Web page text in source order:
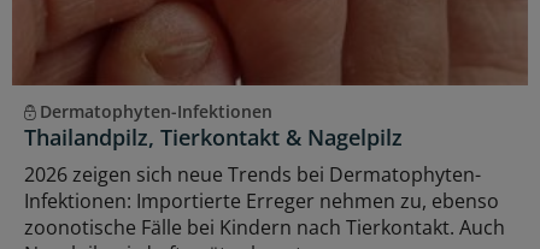
Dermatophyten-Infektionen
Thailandpilz, Tierkontakt & Nagelpilz
2026 zeigen sich neue Trends bei Dermatophyten-
Infektionen: Importierte Erreger nehmen zu, ebenso
zoonotische Fälle bei Kindern nach Tierkontakt. Auch